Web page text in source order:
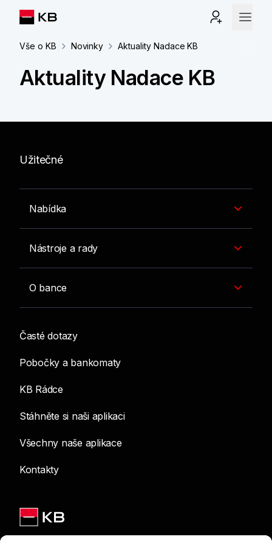
Vše o KB Novinky Aktuality Nadace KB
Aktuality Nadace KB
Užitečné
Nabídka
Nástroje a rady
O bance
Časté dotazy
Pobočky a bankomaty
KB Rádce
Stáhněte si naši aplikaci
Všechny naše aplikace
Kontakty